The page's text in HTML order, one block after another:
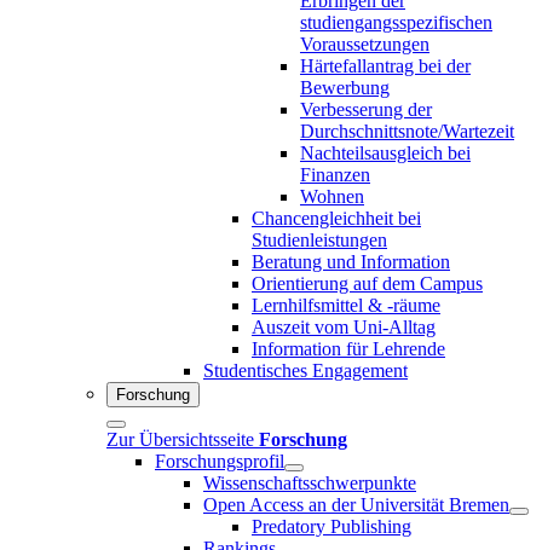
studiengangsspezifischen
Voraussetzungen
Härtefallantrag bei der
Bewerbung
Verbesserung der
Durchschnittsnote/Wartezeit
Nachteilsausgleich bei
Finanzen
Wohnen
Chancengleichheit bei
Studienleistungen
Beratung und Information
Orientierung auf dem Campus
Lernhilfsmittel & -räume
Auszeit vom Uni-Alltag
Information für Lehrende
Studentisches Engagement
Forschung
Zur Übersichtsseite Forschung
Forschungsprofil
Wissenschaftsschwerpunkte
Open Access an der Universität Bremen
Predatory Publishing